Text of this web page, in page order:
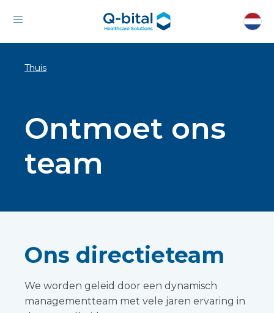
Thuis
Ontmoet ons
team
Ons directieteam
We worden geleid door een dynamisch
managementteam met vele jaren ervaring in